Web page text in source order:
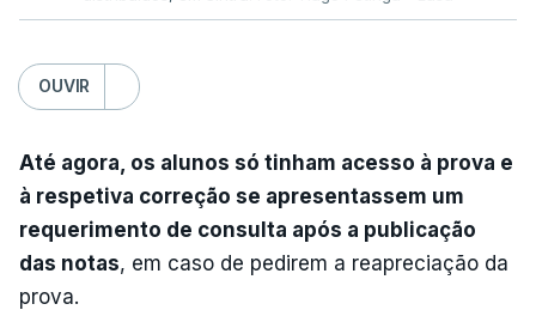
OUVIR
Até agora, os alunos só tinham acesso à prova e
à respetiva correção se apresentassem um
requerimento de consulta após a publicação
das notas, em caso de pedirem a reapreciação da
prova.